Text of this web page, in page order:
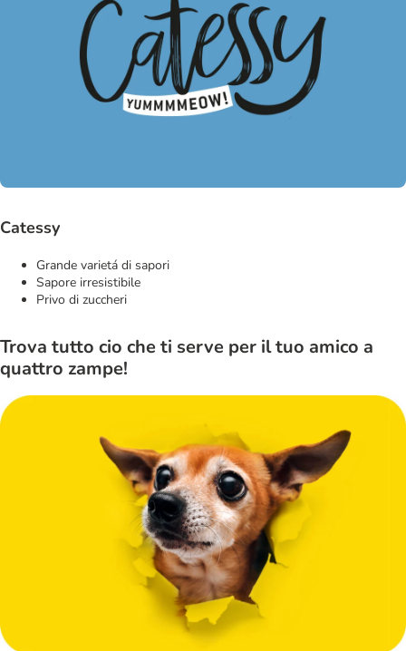
Catessy
Grande varietá di sapori
Sapore irresistibile
Privo di zuccheri
Trova tutto cio che ti serve per il tuo amico a
quattro zampe!